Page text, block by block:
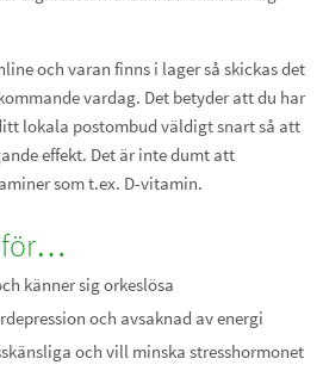
och varan finns i lager så skickas det
vardag. Det betyder att du har
lokala postombud väldigt snart så att
effekt. Det är inte dumt att
som t.ex. D-vitamin.
för…
känner sig orkeslösa
och avsaknad av energi
och vill minska stresshormonet